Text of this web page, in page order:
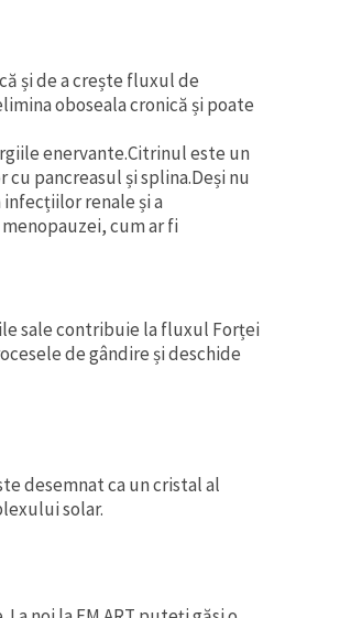
și de a crește fluxul de
oboseala cronică și poate
enervante.Citrinul este un
pancreasul și splina.Deși nu
renale și a
cum ar fi
sale contribuie la fluxul Forței
de gândire și deschide
desemnat ca un cristal al
solar.